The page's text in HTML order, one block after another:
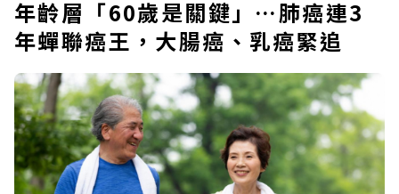
年齡層「60歲是關鍵」…肺癌連3
年蟬聯癌王，大腸癌、乳癌緊追